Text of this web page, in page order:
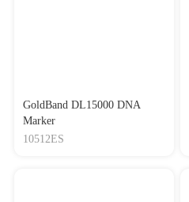
GoldBand DL15000 DNA
Marker
10512ES